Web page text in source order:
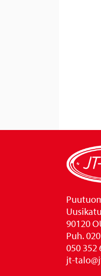
90120
Puh.
050 352
jt-